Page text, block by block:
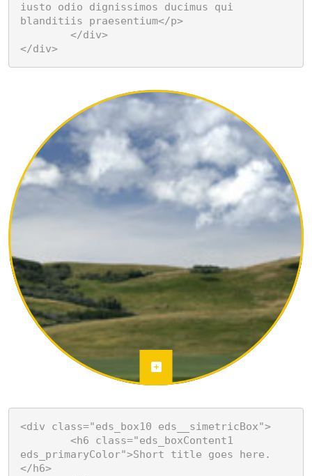
iusto odio dignissimos ducimus qui
blanditiis praesentium</p>
</div>
<div class="eds_box10 eds__simetricBox">
eds_primaryColor">Short title goes here.
</h6>